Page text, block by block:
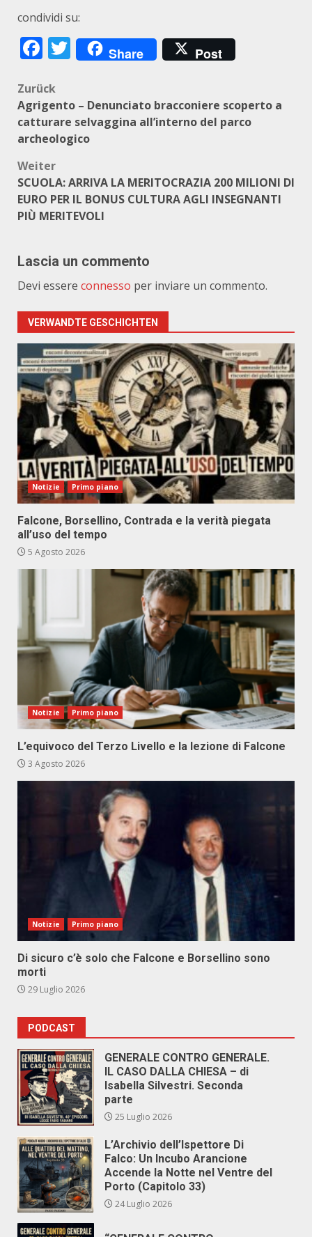
condividi su:
Facebook
Twitter
Share Post
Beitragsnavigation
Zurück
Agrigento – Denunciato bracconiere scoperto a
catturare selvaggina all’interno del parco
archeologico
Weiter
SCUOLA: ARRIVA LA MERITOCRAZIA 200 MILIONI DI
EURO PER IL BONUS CULTURA AGLI INSEGNANTI
PIÙ MERITEVOLI
Lascia un commento
Devi essere connesso per inviare un commento.
VERWANDTE GESCHICHTEN
Notizie Primo piano
Falcone, Borsellino, Contrada e la verità piegata
all’uso del tempo
5 Agosto 2026
Notizie Primo piano
L’equivoco del Terzo Livello e la lezione di Falcone
3 Agosto 2026
Notizie Primo piano
Di sicuro c’è solo che Falcone e Borsellino sono
morti
29 Luglio 2026
PODCAST
GENERALE CONTRO GENERALE.
IL CASO DALLA CHIESA – di
Isabella Silvestri. Seconda
parte
25 Luglio 2026
L’Archivio dell’Ispettore Di
Falco: Un Incubo Arancione
Accende la Notte nel Ventre del
Porto (Capitolo 33)
24 Luglio 2026